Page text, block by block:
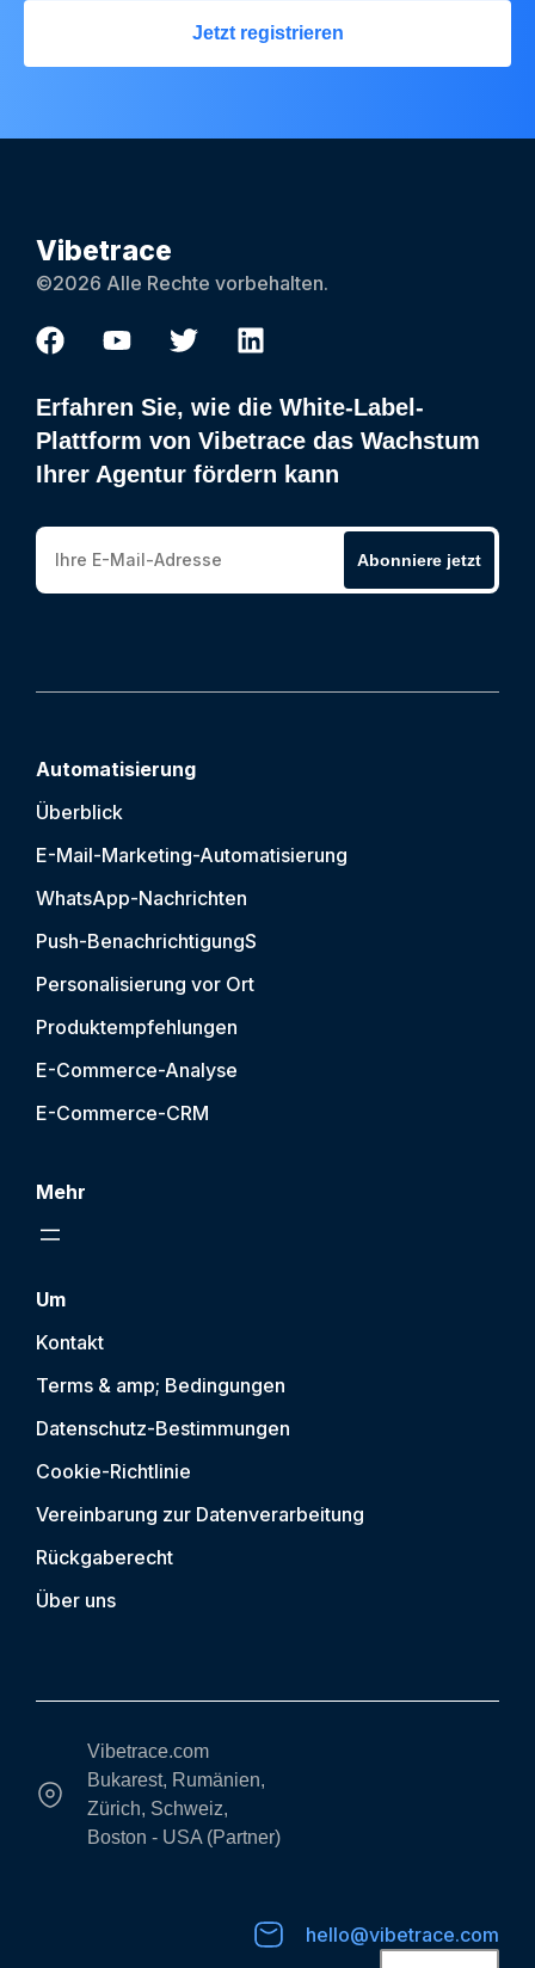
Jetzt registrieren
Vibetrace
©2026 Alle Rechte vorbehalten.
Erfahren Sie, wie die White-Label-
Plattform von Vibetrace das Wachstum
Ihrer Agentur fördern kann
Abonniere jetzt
Automatisierung
Überblick
E-Mail-Marketing-Automatisierung
WhatsApp-Nachrichten
Push-BenachrichtigungS
Personalisierung vor Ort
Produktempfehlungen
E-Commerce-Analyse
E-Commerce-CRM
Mehr
Um
Kontakt
Terms & amp; Bedingungen
Datenschutz-Bestimmungen
Cookie-Richtlinie
Vereinbarung zur Datenverarbeitung
Rückgaberecht
Über uns
Vibetrace.com
Bukarest, Rumänien,
Zürich, Schweiz,
Boston - USA (Partner)
hello@vibetrace.com